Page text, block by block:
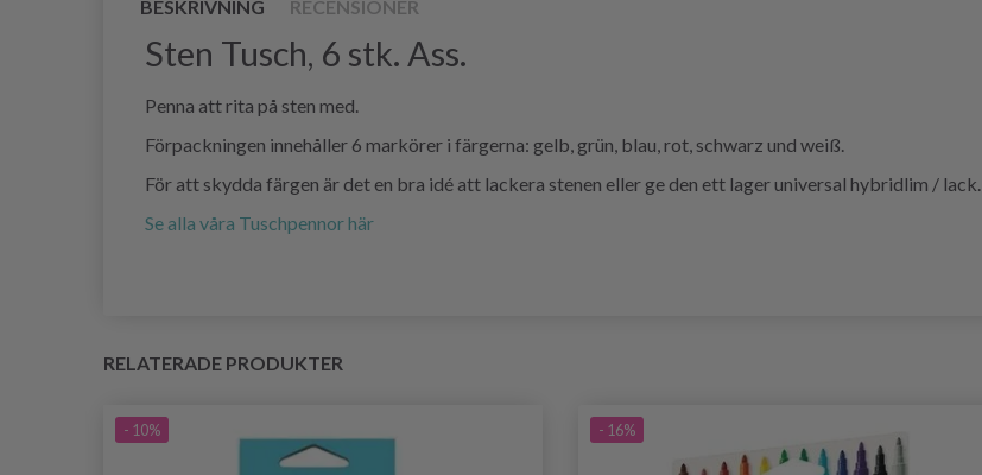
BESKRIVNING RECENSIONER
Sten Tusch, 6 stk. Ass.
Penna att rita på sten med.
Förpackningen innehåller 6 markörer i färgerna: gelb, grün, blau, rot, schwarz und weiß.
För att skydda färgen är det en bra idé att lackera stenen eller ge den ett lager universal hybridlim / lack.
Se alla våra Tuschpennor här
RELATERADE PRODUKTER
- 10% - 16%